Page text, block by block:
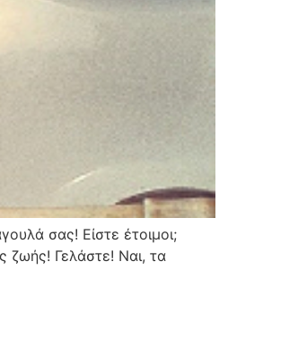
σας! Είστε έτοιμοι;
ζωής! Γελάστε! Ναι, τα